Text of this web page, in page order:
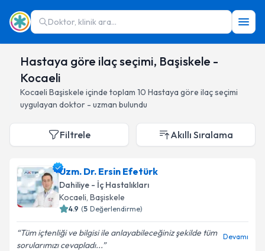
Doktor, klinik ara...
Hastaya göre ilaç seçimi, Başiskele -
Kocaeli
Kocaeli Başiskele içinde toplam 10 Hastaya göre ilaç seçimi
uygulayan doktor - uzman bulundu
Filtrele Akıllı Sıralama
Uzm. Dr. Ersin Efetürk
Dahiliye - İç Hastalıkları
Kocaeli, Başiskele
4.9 (5 Değerlendirme)
Tüm içtenliği ve bilgisi ile anlayabileceğiniz şekilde tüm
sorularımızı cevapladı...
Devamı